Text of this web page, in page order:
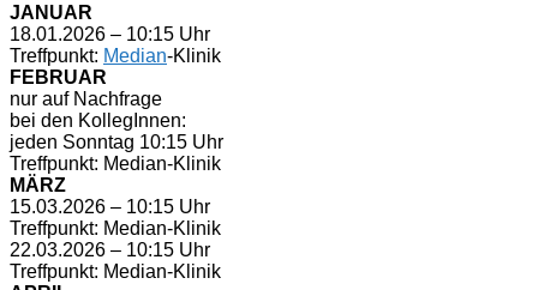
JANUAR
18.01.2026 – 10:15 Uhr
Treffpunkt: Median-Klinik
FEBRUAR
nur auf Nachfrage
bei den KollegInnen:
jeden Sonntag 10:15 Uhr
Treffpunkt: Median-Klinik
MÄRZ
15.03.2026 – 10:15 Uhr
Treffpunkt: Median-Klinik
22.03.2026 – 10:15 Uhr
Treffpunkt: Median-Klinik